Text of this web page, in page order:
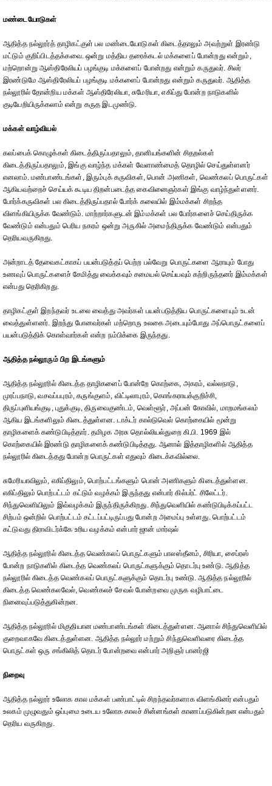
மண்டையோடுகள்
ஆதித்த நல்லூர்த் தாழிகட்குள் பல மண்டையோடுகள் கிடைத்தாலும் அவற்றுள் இரண்டு
மட்டும் குறிப்பிடத்தக்கவை. ஒன்று மத்திய தரைக்கடல் மக்களைப் போன்றது என்றும்,
மற்றொன்று ஆஸ்திரேலியப் பழங்குடி மக்களைப் போன்றது என்றும் கருதுவர். சிலர்
இரண்டுமே ஆஸ்திரேலியப் பழங்குடி மக்களைப் போன்றது என்றும் கருதுவர். ஆதித்த
நல்லூரில் தோன்றிய மக்கள் ஆஸ்திரேலியா, சுமேரியா, எகிப்து போன்ற நாடுகளில்
குடியேறியிருக்கலாம் என்று கருத இடமுண்டு.
மக்கள் வாழ்வியல்
கலப்பைக் கொழுக்கள் கிடைத்திருப்பதாலும், தானியங்களின் சிதறல்கள்
கிடைத்திருப்பதாலும், இங்கு வாழ்ந்த மக்கள் வேளாண்மைத் தொழில் செய்துள்ளனர்
எனலாம். மண்பாண்டங்கள், இரும்புக் கருவிகள், பொன் அணிகள், வெண்கலப் பொருட்கள்
ஆகியவற்றைச் செய்யக் கூடிய திறன்படைத்த கைவினைஞர்கள் இங்கு வாழ்ந்துள்ளனர்.
போர்க்கருவிகள் பல கிடைத்திருப்பதால் போர்க் கலையில் இம்மக்கள் சிறந்த
விளங்கியிருக்க வேண்டும். மாற்றார்களுடன் இம்மக்கள் பல போர்களைச் செய்திருக்க
வேண்டும் என்பதும் பெரிய நகரம் ஒன்று அருகில் அமைந்திருக்க வேண்டும் என்பதும்
தெரியவருகிறது.
அன்றாடத் தேவைகட்காகப் பயன்படுத்தப் பெற்ற பல்வேறு பொருட்களை ஆராயும் போது
உணவுப் பொருட்களைச் சேமித்து வைக்கவும் சமையல் செய்யவும் கற்றிருந்தனர் இம்மக்கள்
என்பது தெரிகிறது.
தாழிகட்குள் இறந்தவர் உடலை வைத்து அவர்கள் பயன்படுத்திய பொருட்களையும் உடன்
வைத்துள்ளனர். இறந்து போனவர்கள் மற்றொரு உலகை அடையும்போது அப்பொருட்களைப்
பயன்படுத்திக் கொள்வார்கள் என்ற நம்பிக்கை இருந்தது.
ஆதித்த நல்லூரும் பிற இடங்களும்
ஆதித்த நல்லூரில் கிடைத்த தாழிகளைப் போன்றே கொற்கை, அகரம், வல்லநாடு,
முரப்பநாடு, வசவப்பபுரம், கருங்குளம், விட்டிலாபுரம், கொங்கராயக்குறிச்சி,
திருப்புளியங்குடி, புதுக்குடி, திருவைகுண்டம், வெள்ளூர், அப்பன் கோவில், மாறமங்கலம்
ஆகிய இடங்களிலும் கிடைத்துள்ளன. டாக்டர் கால்டுவெல் கொற்கையில் மூன்று
தாழிகளைக் கண்டுபிடித்தார். தமிழக அரசு தொல்லியல்துறை கி.பி. 1969 இல்
கொற்கையில் இரண்டு தாழிகளைக் கண்டுபிடித்தது. ஆனால் இத்தாழிகளில் ஆதித்த
நல்லூரில் கிடைத்தது போன்ற பொருட்கள் எதுவும் கிடைக்கவில்லை.
சுமேரியாவிலும், எகிப்திலும், பொற்பட்டங்களும் பொன் அணிகளும் கிடைத்துள்ளன.
எகிப்திலும் பொற்பட்டம் கட்டும் வழக்கம் இருந்தது என்பார் கில்பர்ட் சிலேட்டர்.
சிந்துவெளியிலும் இவ்வழக்கம் இருந்திருக்கிறது. சிந்துவெளியில் கண்டுபிடிக்கப்பட்ட
சிற்பம் ஒன்றில் பொற்பட்டம் கட்டப்பட்டிருப்பது போன்ற அமைப்பு உள்ளது. பொற்பட்டம்
கட்டுவது திராவிடர்க்கே உரிய வழக்கம் என்பார் ஜான் மார்ஷல்
ஆதித்த நல்லூரில் கிடைத்த வெண்கலப் பொருட்களும் பாலஸ்தீனம், சிரியா, சைப்ரஸ்
போன்ற நாடுகளில் கிடைத்த வெண்கலப் பொருட்களுக்கும் தொடர்பு உண்டு. ஆதித்த
நல்லூரில் கிடைத்த வெண்கலப் பொருட்களுக்கும் தொடர்பு உண்டு. ஆதித்த நல்லூரில்
கிடைத்த வெண்கலவேல், வெண்கலச் சேவல் போன்றவை முருக வழிபாட்டை
நினைவுப்படுத்துகின்றன.
ஆதித்த நல்லூரில் மிகுதியான மண்பாண்டங்கள் கிடைத்துள்ளன. ஆனால் சிந்துவெளியில்
குறைவாகவே கிடைத்துள்ளன. ஆதித்த நல்லூர் மற்றும் சிந்துவெளிவரை கிடைத்த
பொருட்கள் ஒரு சங்கிலித் தொடர் போன்றவை என்பார் அறிஞர் பானர்ஜி
நிறைவு
ஆதித்த நல்லூர் உலோக கால மக்கள் பண்பாட்டில் சிறந்தவர்களாக விளங்கினர் என்பதும்
உலகம் முழுவதும் ஒப்புமை உடைய உலோக காலச் சின்னங்கள் காணப்படுகின்றன என்பதும்
தெரிய வருகிறது.